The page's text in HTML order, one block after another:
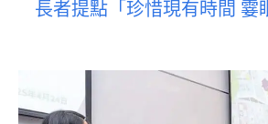
長者提點「珍惜現有時間 霎